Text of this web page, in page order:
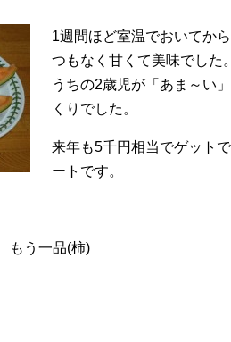
1週間ほど室温でおいてか
つもなく甘くて美味でした。
うちの2歳児が「あま～い
くりでした。
来年も5千円相当でゲットで
ートです。
う一品(柿)